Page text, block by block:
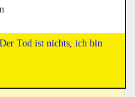
Der Tod ist nichts, ich bin